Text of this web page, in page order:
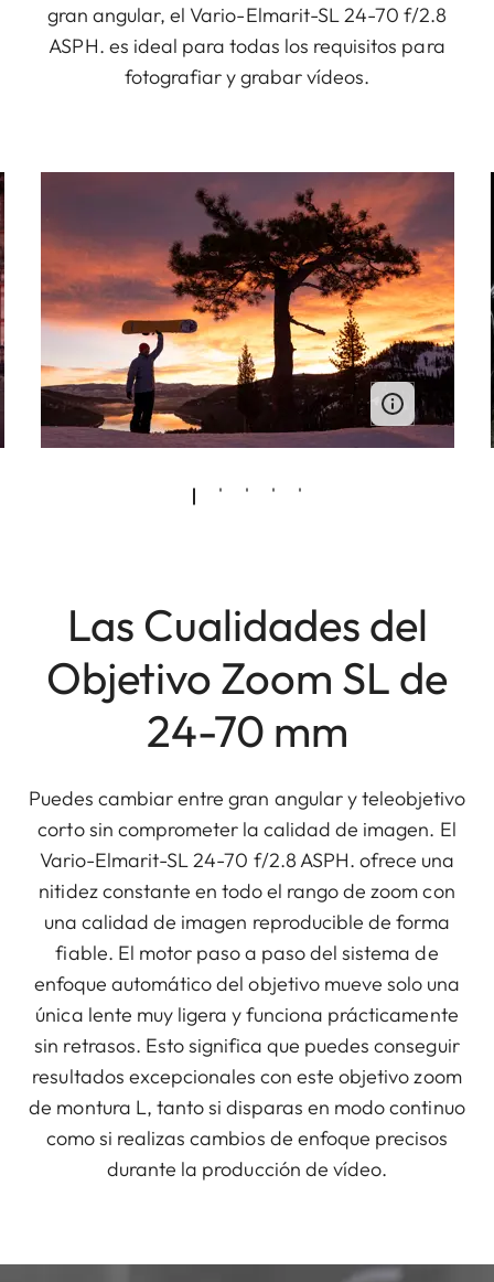
gran angular, el Vario-Elmarit-SL 24-70 f/2.8
ASPH. es ideal para todas los requisitos para
fotografiar y grabar vídeos.
Las Cualidades del
Objetivo Zoom SL de
24-70 mm
Puedes cambiar entre gran angular y teleobjetivo
corto sin comprometer la calidad de imagen. El
Vario-Elmarit-SL 24-70 f/2.8 ASPH. ofrece una
nitidez constante en todo el rango de zoom con
una calidad de imagen reproducible de forma
fiable. El motor paso a paso del sistema de
enfoque automático del objetivo mueve solo una
única lente muy ligera y funciona prácticamente
sin retrasos. Esto significa que puedes conseguir
resultados excepcionales con este objetivo zoom
de montura L, tanto si disparas en modo continuo
como si realizas cambios de enfoque precisos
durante la producción de vídeo.